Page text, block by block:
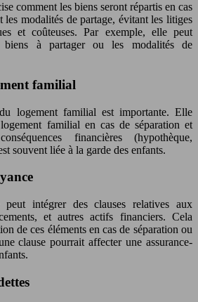
comment les biens seront répartis en cas
modalités de partage, évitant les litiges
et coûteuses. Par exemple, elle peut
à partager ou les modalités de
familial
logement familial est importante. Elle
familial en cas de séparation et
financières (hypothèque,
souvent liée à la garde des enfants.
intégrer des clauses relatives aux
et autres actifs financiers. Cela
de ces éléments en cas de séparation ou
clause pourrait affecter une assurance-